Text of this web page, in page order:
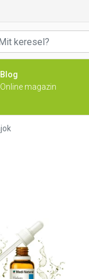
Blog
Online magazin